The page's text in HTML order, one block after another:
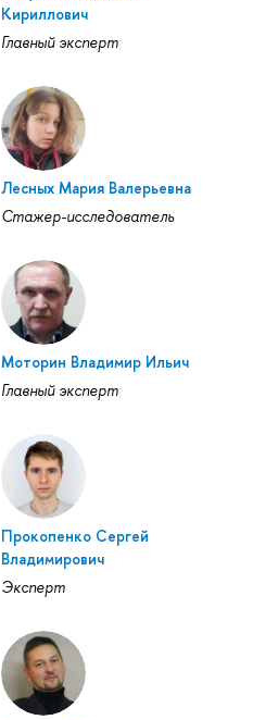
Кириллович
Главный эксперт
Лесных Мария Валерьевна
Стажер-исследователь
Моторин Владимир Ильич
Главный эксперт
Прокопенко Сергей
Владимирович
Эксперт